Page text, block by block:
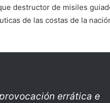
destructor de misiles
de las costas de la
errática e